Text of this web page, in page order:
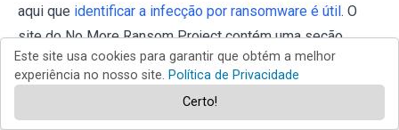
aqui que identificar a infecção por ransomware é útil . O
site do No More Ransom Project contém uma seção
"Ferramentas de desencriptação" com uma barra de
pesquisa. Insira o nome do ransomware identificado e
todos os desencriptadores disponíveis (se houver) serão
Este site usa cookies para garantir que obtém a melhor
experiência no nosso site. Política de Privacidade
Certo!